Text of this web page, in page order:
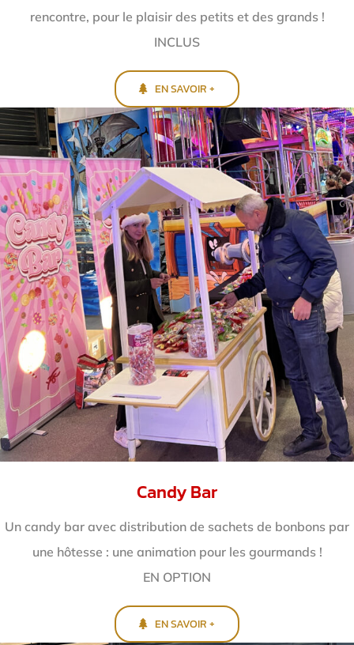
rencontre, pour le plaisir des petits et des grands !
INCLUS
EN SAVOIR +
Candy Bar
Un candy bar avec distribution de sachets de bonbons par
une hôtesse : une animation pour les gourmands !
EN OPTION
EN SAVOIR +